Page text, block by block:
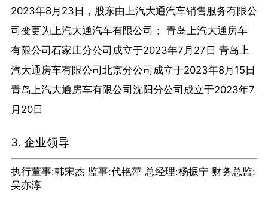
2023年8月23日，股东由上汽大通汽车销售服务有限公
司变更为上汽大通汽车有限公司； 青岛上汽大通房车
有限公司石家庄分公司成立于2023年7月27日 青岛上
汽大通房车有限公司北京分公司成立于2023年8月15日
青岛上汽大通房车有限公司沈阳分公司成立于2023年7
月20日
3. 企业领导
执行董事:韩宋杰 监事:代艳萍 总经理:杨振宁 财务总监:
吴亦淳